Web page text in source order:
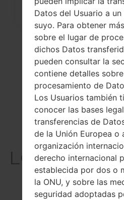
El
GO)
Datos del Usuario a
suyo. Para obtener
sobre el lugar de
dichos Datos
pueden consultar la
contiene detalles
procesamiento de
Los Usuarios también
conocer las bases
transferencias de
de la Unión Europea o
organización
derecho internacional
establecida por dos o
la ONU, y sobre las
seguridad adoptadas